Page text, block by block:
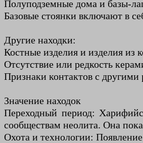
Полуподземные дома и базы-
Базовые стоянки включают в
Другие находки:
Костные изделия и изделия из
Отсутствие или редкость
Признаки контактов с
Значение находок
Переходный период:
сообществам неолита. Она
Охота и технологии: